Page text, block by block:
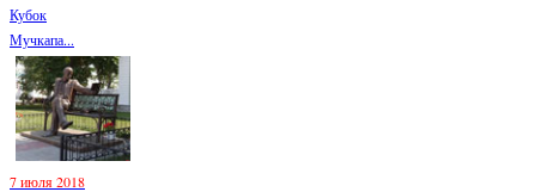
Кубок
Мучкапа...
7 июля 2018